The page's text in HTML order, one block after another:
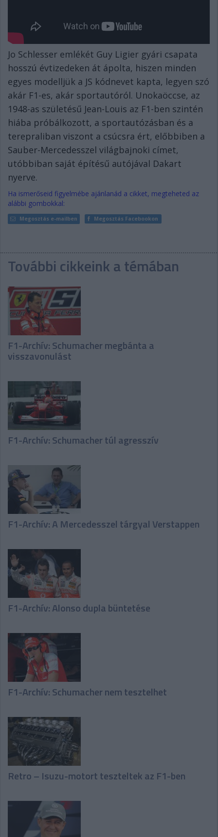
Jo Schlesser emlékét Guy Ligier gyári csapata
hosszú évtizedeken át ápolta, hiszen minden
egyes modelljük a JS kódnevet kapta, legyen szó
akár F1-es, akár sportautóról. Unokaöccse, az
1948-as születésű Jean-Louis az F1-ben szintén
hiába próbálkozott, a sportautózásban és a
terepraliban viszont a csúcsra ért, előbbiben a
Sauber-Mercedesszel világbajnoki címet,
utóbbiban saját építésű autójával Dakart
nyerve.
Ha ismerőseid figyelmébe ajánlanád a cikket, megteheted az
alábbi gombokkal:
Megosztás e-mailben Megosztás Facebookon
További cikkeink a témában
F1-Archív: Schumacher megbánta a
visszavonulást
F1-Archív: Schumacher túl agresszív
F1-Archív: A Mercedesszel tárgyal Verstappen
F1-Archív: Alonso dupla büntetése
F1-Archív: Schumacher nem tesztelhet
Retro – Isuzu-motort teszteltek az F1-ben